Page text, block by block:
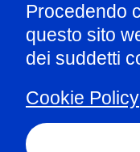
Procedendo
questo sito
dei suddetti
Cookie Policy
Parla con il nostro
Amministrazione
Informazioni ex